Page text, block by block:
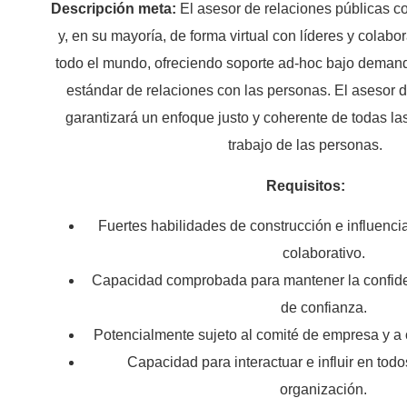
Descripción meta: El asesor de relaciones públicas
y, en su mayoría, de forma virtual con líderes y
todo el mundo, ofreciendo soporte ad-hoc bajo
estándar de relaciones con las personas. El asesor
garantizará un enfoque justo y coherente de todas
trabajo de las personas.
Requisitos:
Fuertes habilidades de construcción e
colaborativo.
Capacidad comprobada para mantener la
de confianza.
Potencialmente sujeto al comité de empresa y
Capacidad para interactuar e influir en
organización.